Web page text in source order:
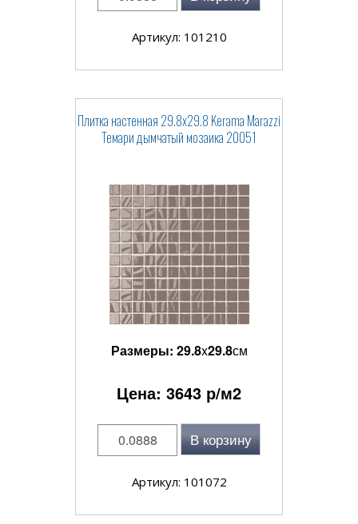
Артикул: 101210
Плитка настенная 29.8x29.8 Kerama Marazzi
Темари дымчатый мозаика 20051
Размеры: 29.8x29.8см
Цена: 3643 р/м2
В корзину
Артикул: 101072